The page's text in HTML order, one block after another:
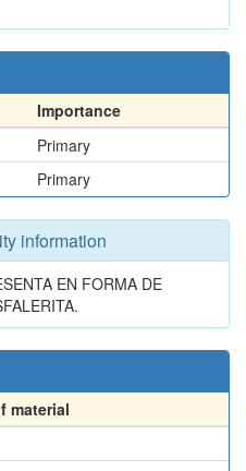
Importance
Primary
Primary
information
EN FORMA DE
material